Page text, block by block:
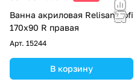
Ванна акриловая Relisan Sofi
170х90 R правая
Арт. 15244
В корзину